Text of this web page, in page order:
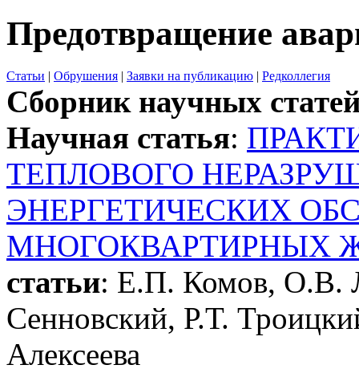
Предотвращение
Статьи | Обрушения | Заявки на публикацию | Редколлегия
Сборник научных
Научная статья:
ТЕПЛОВОГО
ЭНЕРГЕТИЧЕСКИХ
МНОГОКВАРТИРНЫХ
статьи: Е.П. Комов, О.В.
Сенновский, Р.Т.
Алексеева